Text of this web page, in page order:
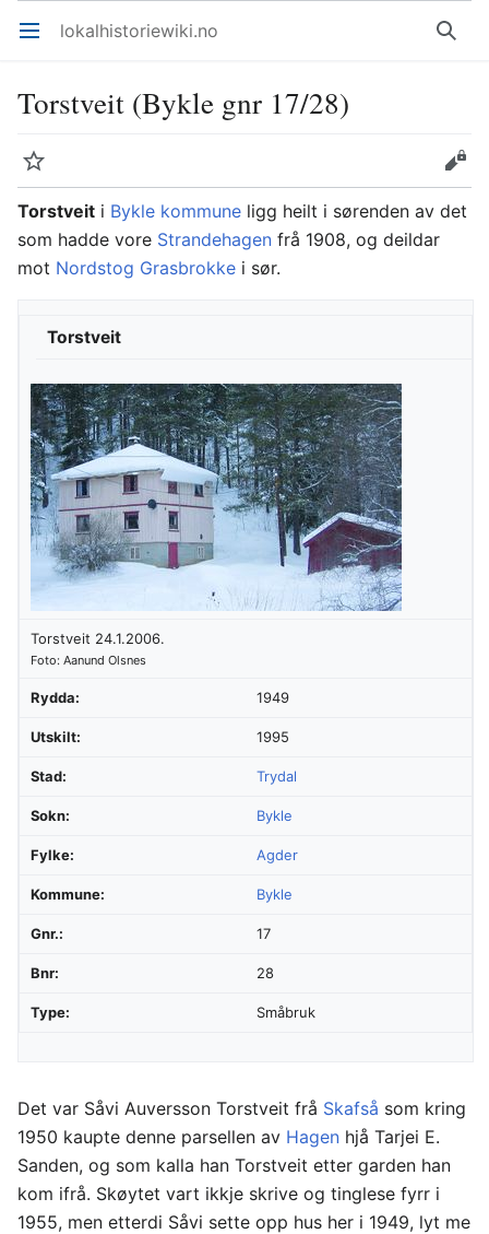
Åpne hovedmenyen lokalhistoriewiki.no Søk
Torstveit (Bykle gnr 17/28)
Overvåk
Rediger
Torstveit i Bykle kommune ligg heilt i sørenden av det
som hadde vore Strandehagen frå 1908, og deildar
mot Nordstog Grasbrokke i sør.
Torstveit
Torstveit 24.1.2006.
Foto: Aanund Olsnes
Rydda: 1949
Utskilt: 1995
Stad: Trydal
Sokn: Bykle
Fylke: Agder
Kommune: Bykle
Gnr.: 17
Bnr: 28
Type: Småbruk
Det var Såvi Auversson Torstveit frå Skafså som kring
1950 kaupte denne parsellen av Hagen hjå Tarjei E.
Sanden, og som kalla han Torstveit etter garden han
kom ifrå. Skøytet vart ikkje skrive og tinglese fyrr i
1955, men etterdi Såvi sette opp hus her i 1949, lyt me